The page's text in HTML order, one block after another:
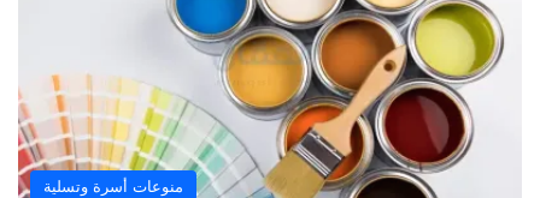
منوعات أسرة وتسلية